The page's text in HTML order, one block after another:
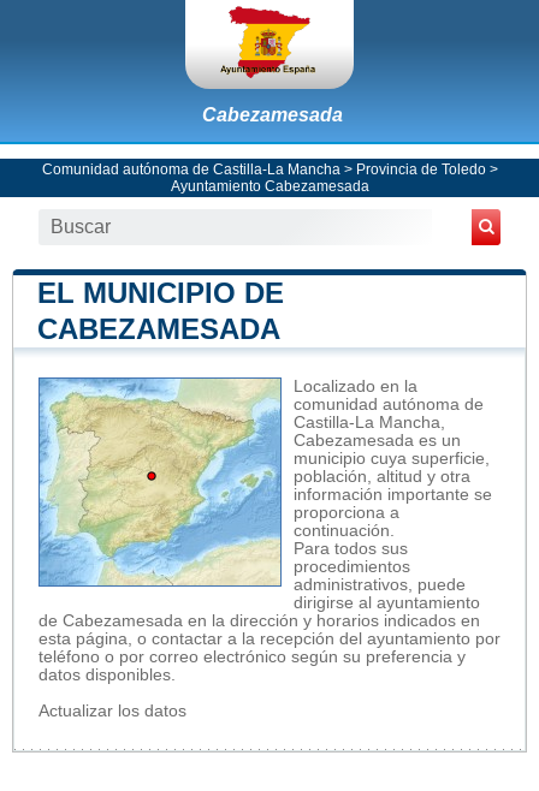
Cabezamesada
Comunidad autónoma de Castilla-La Mancha > Provincia de Toledo>
Ayuntamiento Cabezamesada
EL MUNICIPIO DE
CABEZAMESADA
Localizado en la
comunidad autónoma de
Castilla-La Mancha,
Cabezamesada es un
municipio cuya superficie,
población, altitud y otra
información importante se
proporciona a
continuación.
Para todos sus
procedimientos
administrativos, puede
dirigirse al ayuntamiento
de Cabezamesada en la dirección y horarios indicados en
esta página, o contactar a la recepción del ayuntamiento por
teléfono o por correo electrónico según su preferencia y
datos disponibles.
Actualizar los datos